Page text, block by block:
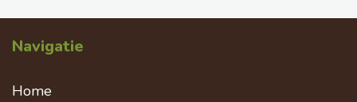
Navigatie
Home